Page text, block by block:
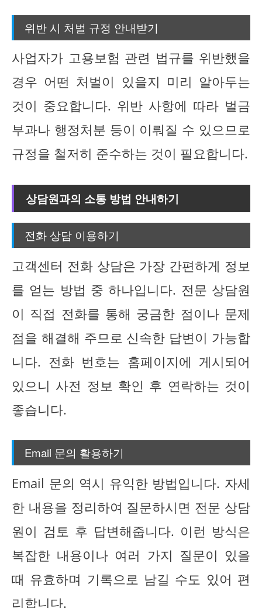
위반 시 처벌 규정 안내받기
사업자가 고용보험 관련 법규를 위반했을
경우 어떤 처벌이 있을지 미리 알아두는
것이 중요합니다. 위반 사항에 따라 벌금
부과나 행정처분 등이 이뤄질 수 있으므로
규정을 철저히 준수하는 것이 필요합니다.
상담원과의 소통 방법 안내하기
전화 상담 이용하기
고객센터 전화 상담은 가장 간편하게 정보
를 얻는 방법 중 하나입니다. 전문 상담원
이 직접 전화를 통해 궁금한 점이나 문제
점을 해결해 주므로 신속한 답변이 가능합
니다. 전화 번호는 홈페이지에 게시되어
있으니 사전 정보 확인 후 연락하는 것이
좋습니다.
Email 문의 활용하기
Email 문의 역시 유익한 방법입니다. 자세
한 내용을 정리하여 질문하시면 전문 상담
원이 검토 후 답변해줍니다. 이런 방식은
복잡한 내용이나 여러 가지 질문이 있을
때 유효하며 기록으로 남길 수도 있어 편
리합니다.